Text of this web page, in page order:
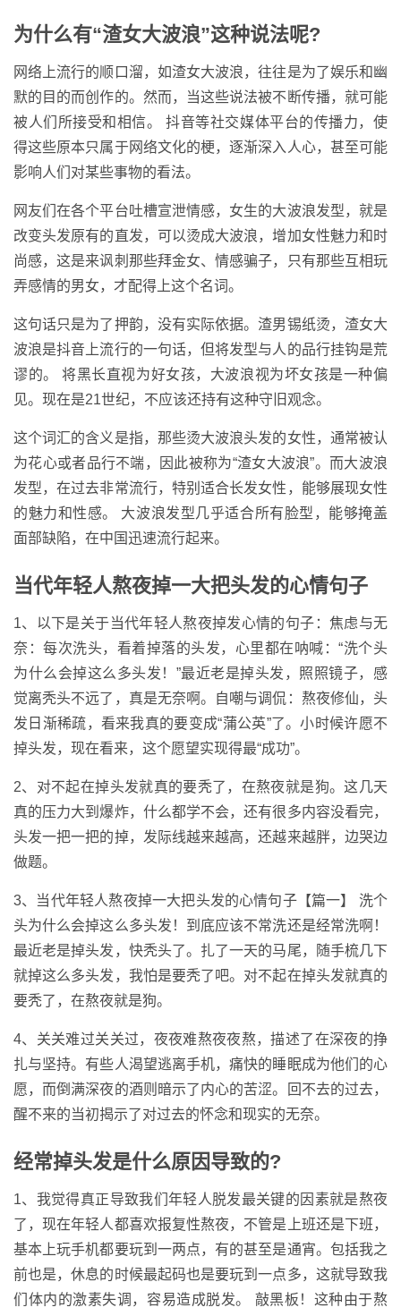
为什么有“渣女大波浪”这种说法呢?
网络上流行的顺口溜，如渣女大波浪，往往是为了娱乐和幽
默的目的而创作的。然而，当这些说法被不断传播，就可能
被人们所接受和相信。 抖音等社交媒体平台的传播力，使
得这些原本只属于网络文化的梗，逐渐深入人心，甚至可能
影响人们对某些事物的看法。
网友们在各个平台吐槽宣泄情感，女生的大波浪发型，就是
改变头发原有的直发，可以烫成大波浪，增加女性魅力和时
尚感，这是来讽刺那些拜金女、情感骗子，只有那些互相玩
弄感情的男女，才配得上这个名词。
这句话只是为了押韵，没有实际依据。渣男锡纸烫，渣女大
波浪是抖音上流行的一句话，但将发型与人的品行挂钩是荒
谬的。 将黑长直视为好女孩，大波浪视为坏女孩是一种偏
见。现在是21世纪，不应该还持有这种守旧观念。
这个词汇的含义是指，那些烫大波浪头发的女性，通常被认
为花心或者品行不端，因此被称为“渣女大波浪”。而大波浪
发型，在过去非常流行，特别适合长发女性，能够展现女性
的魅力和性感。 大波浪发型几乎适合所有脸型，能够掩盖
面部缺陷，在中国迅速流行起来。
当代年轻人熬夜掉一大把头发的心情句子
1、以下是关于当代年轻人熬夜掉发心情的句子：焦虑与无
奈：每次洗头，看着掉落的头发，心里都在呐喊：“洗个头
为什么会掉这么多头发！”最近老是掉头发，照照镜子，感
觉离秃头不远了，真是无奈啊。自嘲与调侃：熬夜修仙，头
发日渐稀疏，看来我真的要变成“蒲公英”了。小时候许愿不
掉头发，现在看来，这个愿望实现得最“成功”。
2、对不起在掉头发就真的要秃了，在熬夜就是狗。这几天
真的压力大到爆炸，什么都学不会，还有很多内容没看完，
头发一把一把的掉，发际线越来越高，还越来越胖，边哭边
做题。
3、当代年轻人熬夜掉一大把头发的心情句子【篇一】 洗个
头为什么会掉这么多头发！到底应该不常洗还是经常洗啊！
最近老是掉头发，快秃头了。扎了一天的马尾，随手梳几下
就掉这么多头发，我怕是要秃了吧。对不起在掉头发就真的
要秃了，在熬夜就是狗。
4、关关难过关关过，夜夜难熬夜夜熬，描述了在深夜的挣
扎与坚持。有些人渴望逃离手机，痛快的睡眠成为他们的心
愿，而倒满深夜的酒则暗示了内心的苦涩。回不去的过去，
醒不来的当初揭示了对过去的怀念和现实的无奈。
经常掉头发是什么原因导致的?
1、我觉得真正导致我们年轻人脱发最关键的因素就是熬夜
了，现在年轻人都喜欢报复性熬夜，不管是上班还是下班，
基本上玩手机都要玩到一两点，有的甚至是通宵。包括我之
前也是，休息的时候最起码也是要玩到一点多，这就导致我
们体内的激素失调，容易造成脱发。 敲黑板！这种由于熬